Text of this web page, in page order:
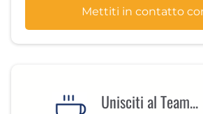
Mettiti in contatto
Unisciti al Team...